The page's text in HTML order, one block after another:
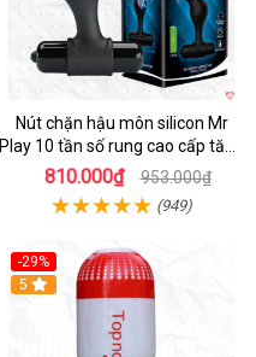
Nút chặn hậu môn silicon Mr
Play 10 tần số rung cao cấp tăng
khoái cảm
810.000₫ 953.000₫
(949)
-29%
5